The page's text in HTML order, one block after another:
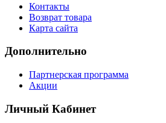
Контакты
Возврат товара
Карта сайта
Дополнительно
Партнерская программа
Акции
Личный Кабинет